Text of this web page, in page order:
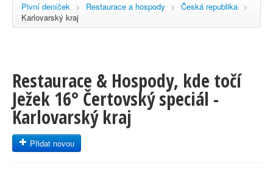
Pivní deníček > Restaurace a hospody > Česká republika >
Karlovarský kraj
Restaurace & Hospody, kde točí
Ježek 16° Čertovský speciál -
Karlovarský kraj
Přidat novou